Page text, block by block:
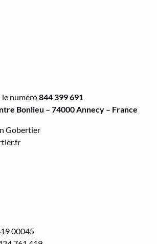
le numéro844 399 691
Bonlieu – 74000 Annecy – France
Gobertier
00045